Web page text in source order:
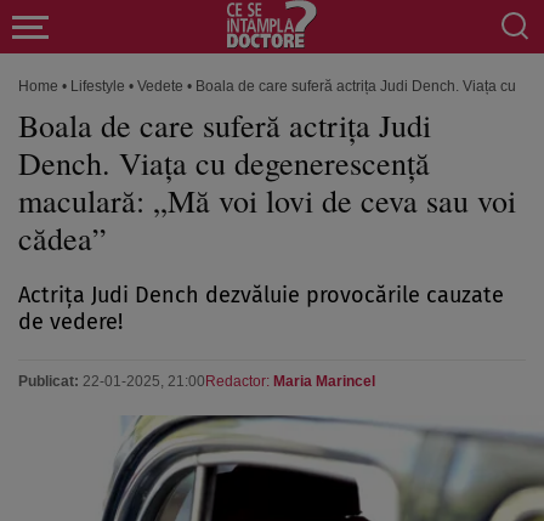
Home • Lifestyle • Vedete • Boala de care suferă actrița Judi Dench. Viața cu
Boala de care suferă actrița Judi
Dench. Viața cu degenerescență
maculară: „Mă voi lovi de ceva sau voi
cădea”
Actrița Judi Dench dezvăluie provocările cauzate
de vedere!
Publicat: 22-01-2025, 21:00 Redactor: Maria Marincel